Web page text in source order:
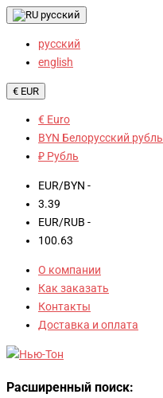
русский
русский
english
€ EUR
€ Euro
BYN Белорусский рубль
₽ Рубль
EUR/BYN -
3.39
EUR/RUB -
100.63
О компании
Как заказать
Контакты
Доставка и оплата
Расширенный поиск: